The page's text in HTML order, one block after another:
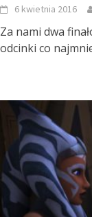
6 kwietnia 2016
Za nami dwa
odcinki co